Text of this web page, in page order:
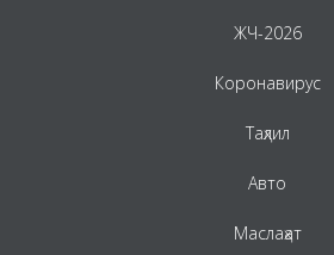
ЖЧ-2026
Коронавирус
Таҳлил
Авто
Маслаҳат